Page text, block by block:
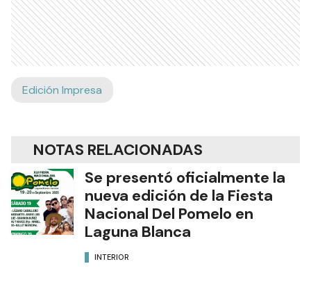
Edición Impresa
NOTAS RELACIONADAS
Se presentó oficialmente la
nueva edición de la Fiesta
Nacional Del Pomelo en
Laguna Blanca
INTERIOR